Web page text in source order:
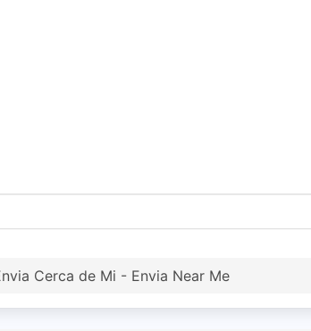
Cerca de Mi - Envia Near Me